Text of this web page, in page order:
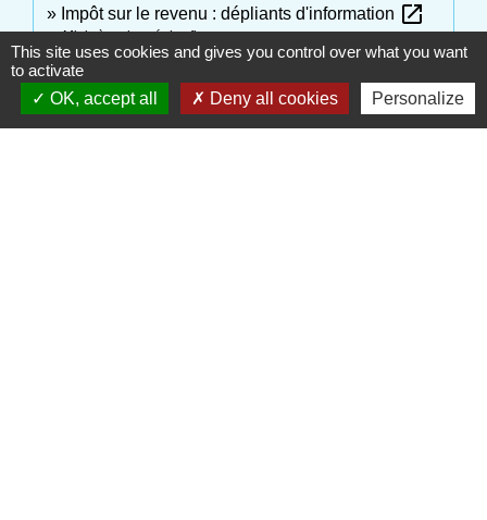
Impôt sur le revenu : dépliants d'information open_in_new
Ministère chargé des finances
Signaler une erreur sur cette page
This site uses cookies and gives you control over what you want
to activate
OK, accept all
Deny all cookies Personalize